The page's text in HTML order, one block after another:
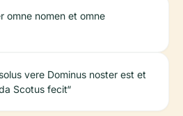
omne nomen et omne
vere Dominus noster est et
Scotus fecit“